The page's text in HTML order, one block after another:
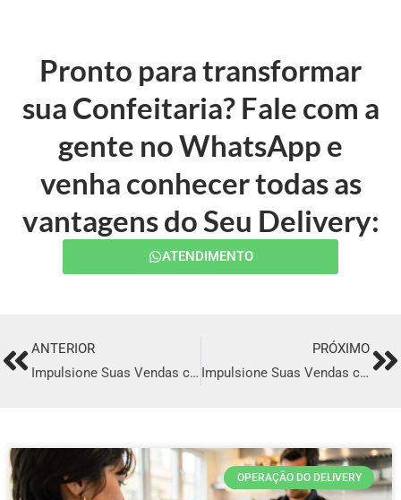
Pronto para transformar
sua Confeitaria? Fale com a
gente no WhatsApp e
venha conhecer todas as
vantagens do Seu Delivery:
ATENDIMENTO
PrevANTERIOR
Impulsione Suas Vendas com o Melhor Sistema de Delivery em Imperatriz
PRÓXIMO
Impulsione Suas Vendas com o Melhor Sistema de Delivery em Camaçari
OPERAÇÃO DO DELIVERY